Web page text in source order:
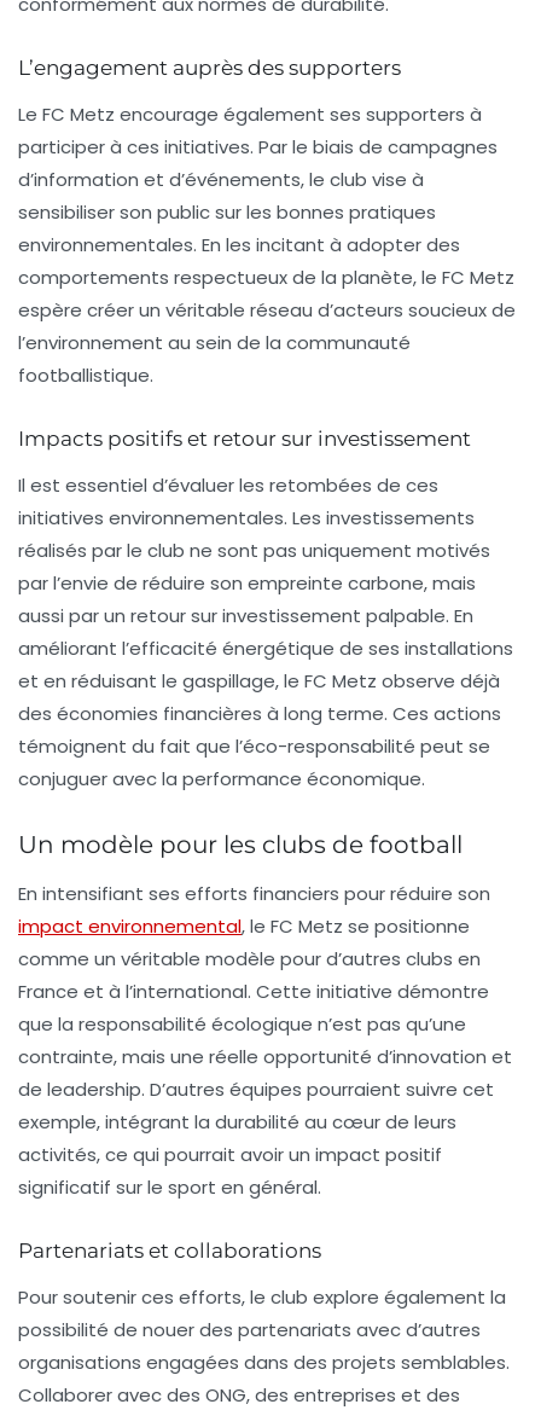
L’engagement auprès des supporters
Le FC Metz encourage également ses supporters à
participer à ces initiatives. Par le biais de campagnes
d’information et d’événements, le club vise à
sensibiliser son public sur les bonnes pratiques
environnementales. En les incitant à adopter des
comportements respectueux de la planète, le FC Metz
espère créer un véritable réseau d’acteurs soucieux de
l’environnement au sein de la communauté
footballistique.
Impacts positifs et retour sur investissement
Il est essentiel d’évaluer les retombées de ces
initiatives environnementales. Les investissements
réalisés par le club ne sont pas uniquement motivés
par l’envie de réduire son empreinte carbone, mais
aussi par un retour surinvestissement palpable. En
améliorant l’efficacité énergétique de ses installations
et en réduisant le gaspillage, le FC Metz observe déjà
des économies financières à long terme. Ces actions
témoignent du fait que l’éco-responsabilité peut se
conjuguer avec la performance économique.
Un modèle pour les clubs de football
En intensifiant ses efforts financiers pour réduire son
impact environnemental, le FC Metz se positionne
comme un véritable modèle pour d’autres clubs en
France et à l’international. Cette initiative démontre
que la responsabilité écologique n’est pas qu’une
contrainte, mais une réelle opportunité d’innovation et
de leadership. D’autres équipes pourraient suivre cet
exemple, intégrant la durabilité au cœur de leurs
activités, ce qui pourrait avoir un impact positif
significatif sur le sport en général.
Partenariats et collaborations
Pour soutenir ces efforts, le club explore également la
possibilité de nouer des partenariats avec d’autres
organisations engagées dans des projets semblables.
Collaborer avec des ONG, des entreprises et des